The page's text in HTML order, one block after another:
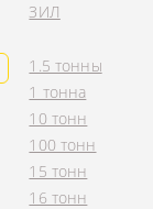
ЗИЛ
1.5 тонны
1 тонна
10 тонн
100 тонн
15 тонн
16 тонн